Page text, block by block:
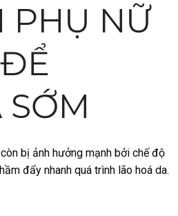
PHỤ NỮ
bị ảnh hưởng mạnh bởi chế độ
đẩy nhanh quá trình lão hoá da.